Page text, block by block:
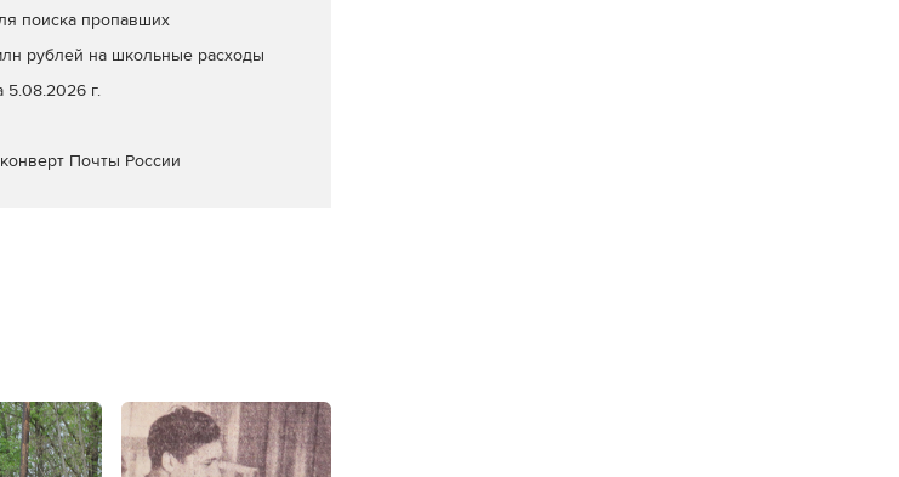
поиска пропавших
рублей на школьные расходы
5.08.2026 г.
Почты России